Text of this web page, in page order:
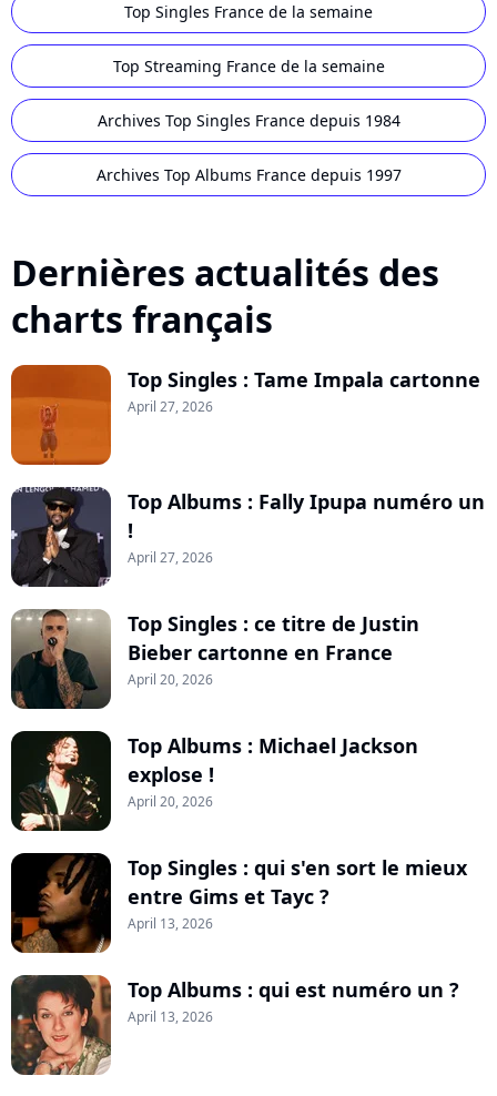
Top Singles France de la semaine
Top Streaming France de la semaine
Archives Top Singles France depuis 1984
Archives Top Albums France depuis 1997
Dernières actualités des
charts français
Top Singles : Tame Impala cartonne
April 27, 2026
Top Albums : Fally Ipupa numéro un
!
April 27, 2026
Top Singles : ce titre de Justin
Bieber cartonne en France
April 20, 2026
Top Albums : Michael Jackson
explose !
April 20, 2026
Top Singles : qui s'en sort le mieux
entre Gims et Tayc ?
April 13, 2026
Top Albums : qui est numéro un ?
April 13, 2026